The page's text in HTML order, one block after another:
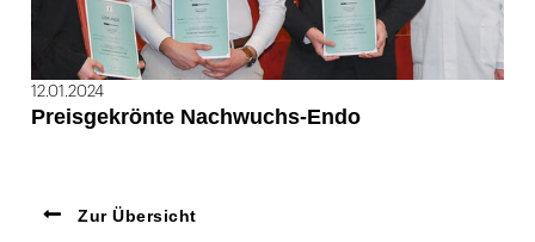
12.01.2024
Preisgekrönte Nachwuchs-Endo
Zur Übersicht